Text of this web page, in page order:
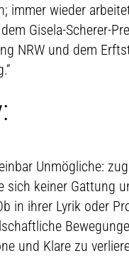
immer wieder
Gisela-Scherer-
NRW und dem
Unmögliche:
sich keiner Gattung
in ihrer Lyrik oder
und Klare zu